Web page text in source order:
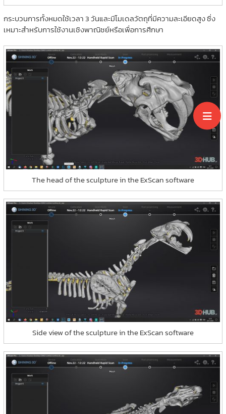
กระบวนการทั้งหมดใช้เวลา 3 วันและมีโมเดลวัตถุที่มีความละเอียดสูง ซึ่ง
เหมาะสำหรับการใช้งานเชิงพาณิชย์หรือเพื่อการศึกษา
The head of the sculpture in the ExScan software
Side view of the sculpture in the ExScan software